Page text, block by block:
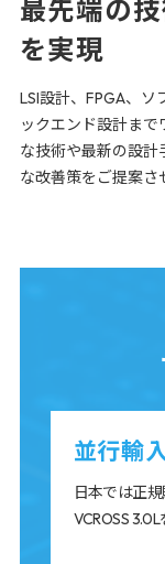
最先端の
を実現
LSI設計、FPGA、
ックエンド設計まで
な技術や最新の設計
な改善策をご提案さ
並行輸
日本では正
VCROSS